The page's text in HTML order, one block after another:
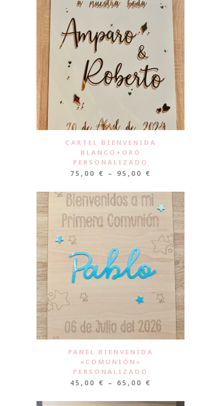
CARTEL BIENVENIDA
BLANCO+ORO
PERSONALIZADO
75,00 € – 95,00 €
PANEL BIENVENIDA
«COMUNIÓN»
PERSONALIZADO
45,00 € – 65,00 €